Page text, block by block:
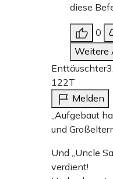
diese
0
Weitere
122T
Melden
„Aufgebaut
und
Und „Uncle
verdient!